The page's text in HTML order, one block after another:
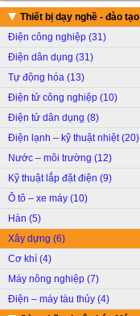
Thiết bị dạy nghề - đào tạo
Điện công nghiệp (31)
Điện dân dụng (31)
Tự động hóa (13)
Điện tử công nghiệp (10)
Điện tử dân dụng (8)
Điện lạnh – kỹ thuật nhiệt (20)
Nước – môi trường (12)
Kỹ thuật lắp đặt điện (9)
Ô tô – xe máy (10)
Hàn (5)
Xây dựng (6)
Cơ khí (4)
Máy nông nghiệp (7)
Điện – máy tàu thủy (4)